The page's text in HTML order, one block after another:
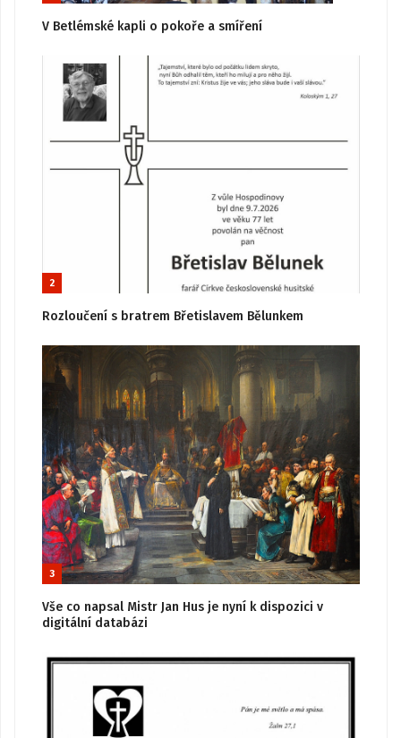
V Betlémské kapli o pokoře a smíření
2
Rozloučení s bratrem Břetislavem Bělunkem
3
Vše co napsal Mistr Jan Hus je nyní k dispozici v
digitální databázi